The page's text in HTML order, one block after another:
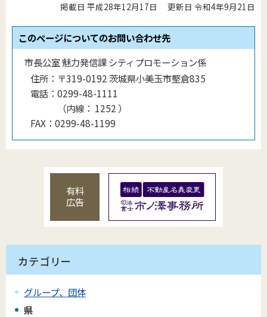
掲載日 平成28年12月17日 更新日 令和4年9月21日
このページについてのお問い合わせ先
市長公室 魅力発信課 シティプロモーション係
住所： 〒319-0192 茨城県小美玉市堅倉835
電話： 0299-48-1111
（内線 ： 1252 ）
FAX： 0299-48-1199
有料
広告
カテゴリー
グループ、団体
県